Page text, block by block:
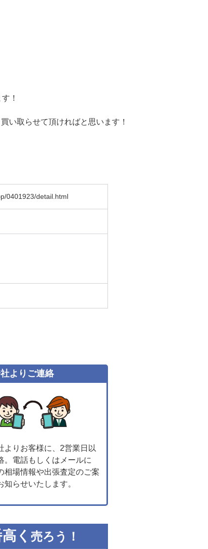
！
い取らせて頂ければと思います！
0401923/detail.html
よりご連絡
よりお客様に、2営業日以
。電話もしくはメールに
相場情報や出張査定のご案
知らせいたします。
く 売ろう！